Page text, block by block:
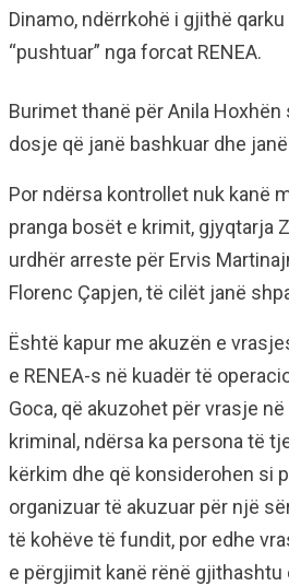
Dinamo, ndërrkohë i gjithë
“pushtuar” nga forcat RENEA.
Burimet thanë për Anila Hoxhën
dosje që janë bashkuar dhe
Por ndërsa kontrollet nuk kanë
pranga bosët e krimit, gjyqtarja
urdhër arreste për Ervis
Florenc Çapjen, të cilët janë
Është kapur me akuzën e
e RENEA-s në kuadër të
Goca, që akuzohet për vrasje
kriminal, ndërsa ka persona të
kërkim dhe që konsiderohen si
organizuar të akuzuar për një
të kohëve të fundit, por edhe
e përgjimit kanë rënë